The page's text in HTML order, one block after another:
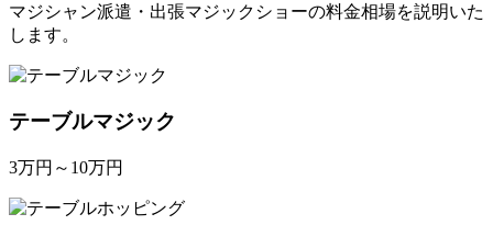
マジシャン派遣・出張マジックショーの料金相場を説明いた
します。
テーブルマジック
3万円～10万円